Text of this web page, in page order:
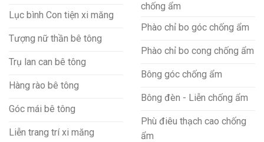
Lục bình Con tiện xi măng
Tượng nữ thần bê tông
Trụ lan can bê tông
Hàng rào bê tông
Góc mái bê tông
Liễn trang trí xi măng
chống ẩm
Phào chỉ bo góc chống ẩm
Phào chỉ bo cong chống ẩm
Bông góc chống ẩm
Bông đèn - Liễn chống ẩm
Phù điêu thạch cao chống
ẩm